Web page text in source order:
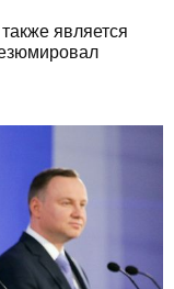
является